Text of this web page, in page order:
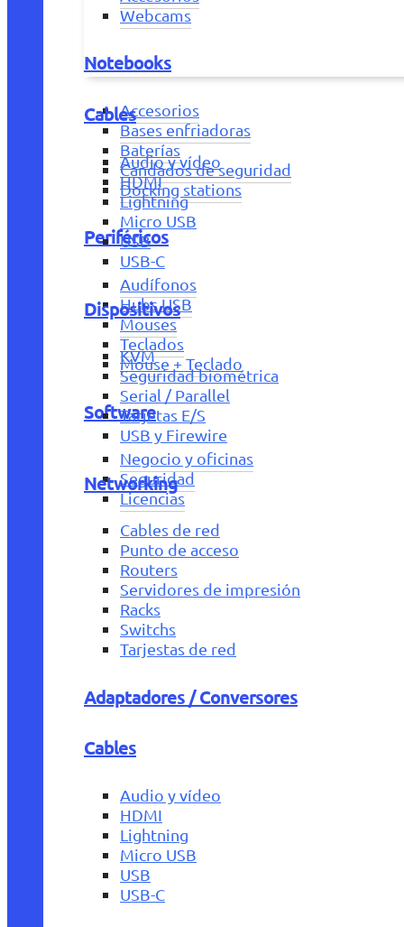
Webcams
Notebooks
Accesorios
Bases enfriadoras
Baterías
Candados de seguridad
Docking stations
Periféricos
Audífonos
Hubs USB
Mouses
Teclados
Mouse + Teclado
Software
Negocio y oficinas
Seguridad
Licencias
Cables
Audio y vídeo
HDMI
Lightning
Micro USB
USB
USB-C
Dispositivos
KVM
Seguridad biométrica
Serial / Parallel
Tarjetas E/S
USB y Firewire
Networking
Cables de red
Punto de acceso
Routers
Servidores de impresión
Racks
Switchs
Tarjestas de red
Adaptadores / Conversores
Cables
Audio y vídeo
HDMI
Lightning
Micro USB
USB
USB-C